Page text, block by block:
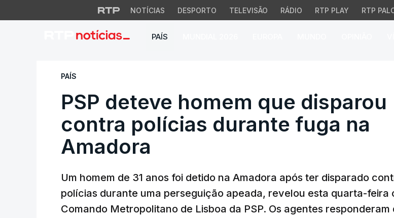
NOTÍCIAS DESPORTO TELEVISÃO RÁDIO RTP PLAY RTP
PAÍS
PSP deteve homem que disparou
PAÍS
PSP deteve homem que disparou
contra polícias durante fuga na
Amadora
Um homem de 31 anos foi detido na Amadora após ter disparado
polícias durante uma perseguição apeada, revelou esta quarta-feira
Comando Metropolitano de Lisboa da PSP. Os agentes responderam